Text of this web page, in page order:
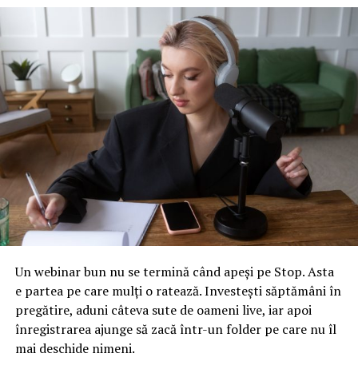
exceptarea Uniunii Europene nu reprezintă o victorie
pentru comerţul liber, chiar dacă reduce riscul
escaladării conflictului. Oficialul BCE a salutat acordul
prin care blocul comunitar este exclus de la tarife la
importurile de oţel şi aluminiu, dar a avertizat că răgazul
obţinut de UE este doar temporar.
„Nu este o victorie pentru comerţul liber, deoarece
tarifele punitive rămân în vigoare pentru alte state care
nu şi-au putut asigura un tratament preferenţial. Prin
urmare, obiectivul nu trebuie să fie doar prevenirea
impunerii de noi bariere comerţului sau păstrarea lor cât
mai reduse posibil, ci reducerea celor existente. Sper
foarte mult că recentele semnale din SUA privind
disponibilitatea de a discuta despre altfel de reduceri nu
vor sfârşi printr-un eşec ci vor duce la o schimbare a
perspectivei”, a declarat Weidmann, care este şi
preşedintele Băncii Centrale a Germaniei (Bundesbank).
Un webinar bun nu se termină când apeși pe Stop. Asta
e partea pe care mulți o ratează. Investești săptămâni în
pregătire, aduni câteva sute de oameni live, iar apoi
înregistrarea ajunge să zacă într-un folder pe care nu îl
mai deschide nimeni.